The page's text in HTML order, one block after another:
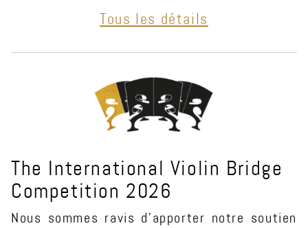
Tous les détails
The International Violin Bridge
Competition 2026
Nous sommes ravis d’apporter notre soutien